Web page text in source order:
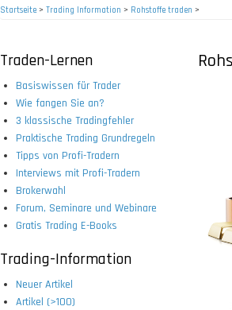
Startseite> Trading Information > Rohstoffe traden >
Traden-Lernen
Basiswissen für Trader
Wie fangen Sie an?
3 klassische Tradingfehler
Praktische Trading Grundregeln
Tipps von Profi-Tradern
Interviews mit Profi-Tradern
Brokerwahl
Forum, Seminare und Webinare
Gratis Trading E-Books
Trading-Information
Neuer Artikel
Artikel (>100)